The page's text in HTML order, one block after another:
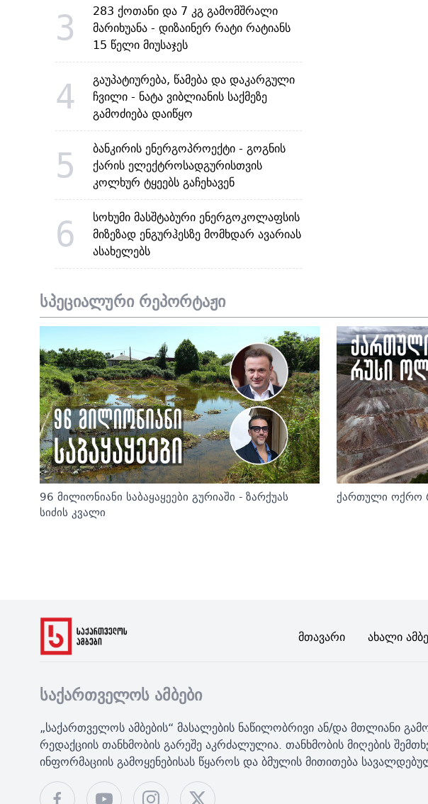
3
283 ქოთანი და 7 კგ გამომშრალი
მარიხუანა - დიზაინერ რატი რატიანს
15 წელი მიუსაჯეს
4
გაუპატიურება, წამება და დაკარგული
ჩვილი - ნატა ვიბლიანის საქმეზე
გამოძიება დაიწყო
5
ბანკირის ენერგოპროექტი - გოგნის
ქარის ელექტროსადგურისთვის
კოლხურ ტყეებს გაჩეხავენ
6
სოხუმი მასშტაბური ენერგოკოლაფსის
მიზეზად ენგურჰესზე მომხდარ ავარიას
ასახელებს
სპეციალური რეპორტაჟი
96 მილიონიანი საბაყაყეები გურიაში - ზარქუას
სიძის კვალი
ქართული ოქრო
Მთავარი Ახალი
საქართველოს ამბები
„საქართველოს ამბების“ მასალების ნაწილობრივი ან/და მთლიანი
რედაქციის თანხმობის გარეშე აკრძალულია. თანხმობის მიღების
ინფორმაციის გამოყენებისას წყაროს და ბმულის მითითება